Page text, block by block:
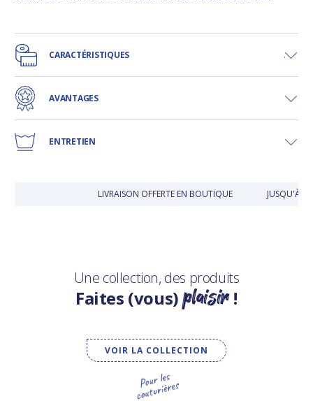
CARACTÉRISTIQUES
AVANTAGES
ENTRETIEN
LIVRAISON OFFERTE EN BOUTIQUE JUSQU'À
Une collection, des produits
Faites (vous)plaisir!
VOIR LA COLLECTION